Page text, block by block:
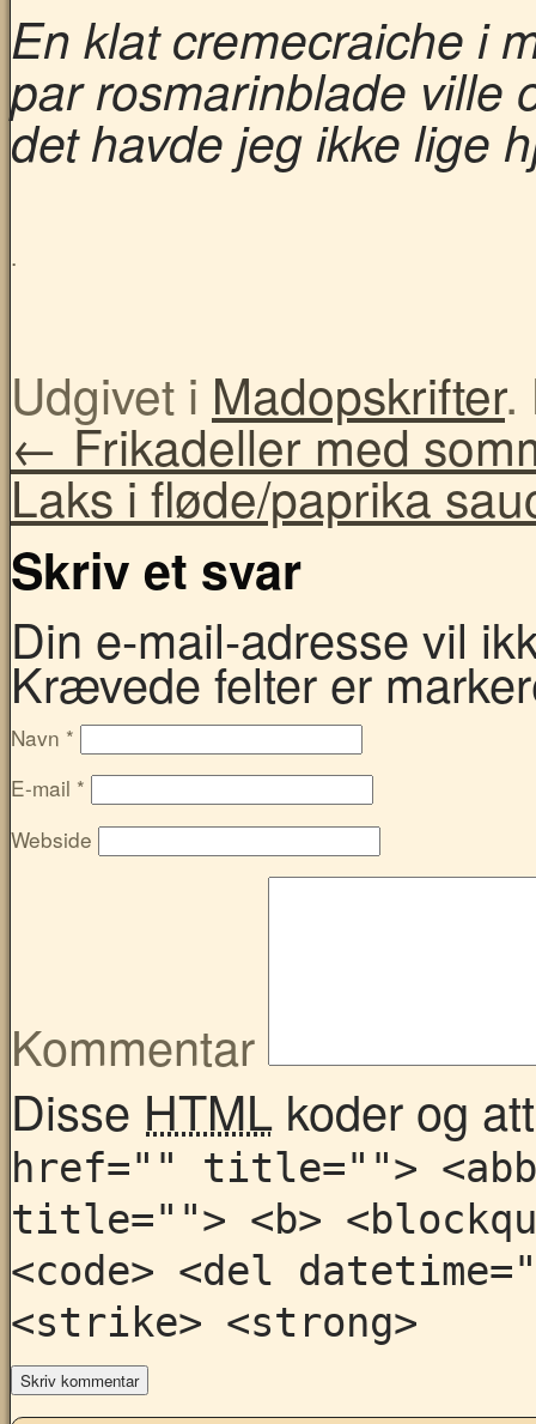
En klat cremecraiche i
par rosmarinblade ville
det havde jeg ikke lige
.
Udgivet i Madopskrifter.
← Frikadeller med
Laks i fløde/paprika
Skriv et svar
Din e-mail-adresse vil
Krævede felter er
Navn *
E-mail *
Webside
Kommentar
Disse HTML koder og
href="" title="">
title=""> <b>
<code> <del
<strike> <strong>